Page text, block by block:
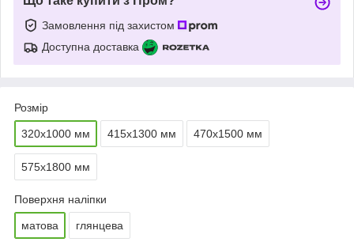
Замовлення під захистом
Доступна доставка
Розмір
320х1000 мм 415х1300 мм 470х1500 мм
575х1800 мм
Поверхня наліпки
матова глянцева